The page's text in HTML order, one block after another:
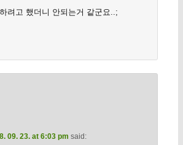
려고 했더니 안되는거 같군요..;
09. 23. at 6:03 pm said: